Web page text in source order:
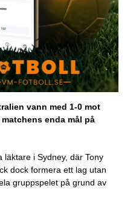
vann med 1-0 mot
enda mål på
i Sydney, där Tony
dock formera ett lag utan
gruppspelet på grund av